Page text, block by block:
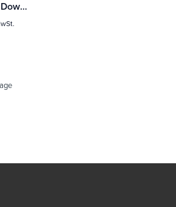
Milltek Large Bore Downpipe und Hi-Flow Sports Cat Ford Mustang 2.3 EcoBoost (Fastback)